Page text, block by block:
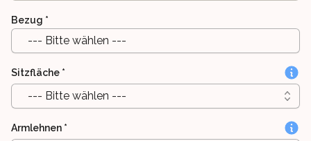
Bezug *
--- Bitte wählen ---
Sitzfläche *
--- Bitte wählen ---
Armlehnen *